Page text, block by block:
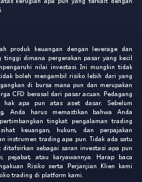
produk keuangan dengan leverage dan
dimana pergerakan pasar yang kecil
nilai investasi. Ini mungkin tidak
boleh mengambil risiko lebih dari yang
di bursa mana pun dan merupakan
CFD berasal dari pasar acuan. Pedagang
apa pun atas aset dasar. Sebelum
Anda harus memastikan bahwa Anda
tingkat pengalaman trading
keuangan, hukum, dan perpajakan
instrumen trading apa pun. Tidak ada satu
sebagai saran investasi apa pun
pejabat, atau karyawannya. Harap baca
Risiko serta Perjanjian Klien kami
trading di platform kami.